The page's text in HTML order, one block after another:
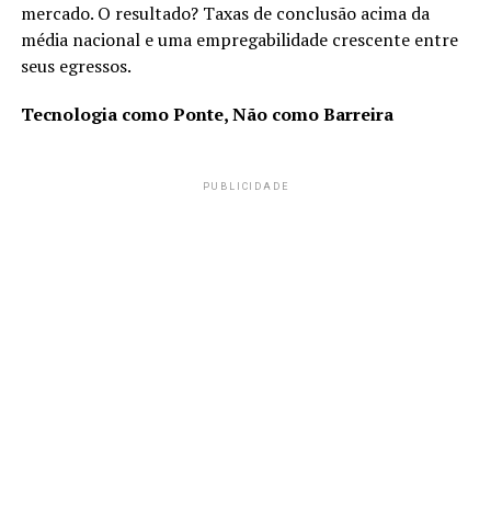
mercado. O resultado? Taxas de conclusão acima da
média nacional e uma empregabilidade crescente entre
seus egressos.
Tecnologia como Ponte, Não como Barreira
PUBLICIDADE